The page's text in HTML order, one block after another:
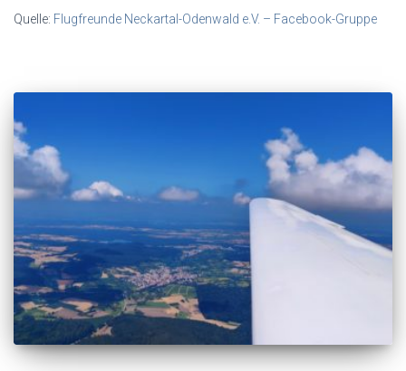
Quelle: Flugfreunde Neckartal-Odenwald e.V. – Facebook-Gruppe